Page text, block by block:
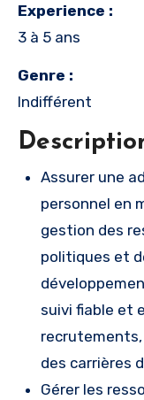
Experience :
3 à 5 ans
Genre :
Indifférent
Assurer une
personnel en
gestion des
politiques et
suivi fiable et
des carrières
Gérer les